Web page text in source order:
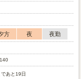
方 夜
夜勤
あと19日